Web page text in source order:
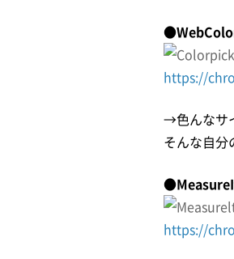
https://
→色んなサ
そんな自
https://